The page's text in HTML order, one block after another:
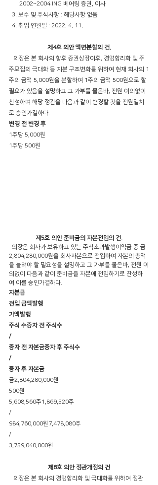
       2002~2004 ING 베어링 증권, 이사
  3. 보수 및 주식사항 : 해당사항 없음
  4. 취임 연월일 : 2022. 4. 11.
제4호 의안 액면분할의 건.
주모집의 극대화 등 지분 구조변화를 위하여 현재 회사의 1
주의 금액 5,000원을 분할하여 1주의 금액 500원으로 할
필요가 있음을 설명하고 그 가부를 물은바, 전원 이의없이
찬성하여 해당 정관을 다음과 같이 변경할 것을 전원일치
로 승인가결하다.
변경 전 변경 후
1주당 5,000원
1주당 500원
제5호 의안 준비금의 자본전입의 건.
2,804,280,000원을 회사자본으로 전입하여 자본의 총액
을 늘려야 할 필요성을 설명하고 그 가부를 물은바, 전원 이
의없이 다음과 같이 준비금을 자본에 전입하기로 찬성하
여 이를 승인가결하다.
자본금
전입 금액발행
가액발행
주식 수증자 전 주식수
/
증자 전 자본금증자 후 주식수
/
증자 후 자본금
금2,804,280,000원
500원
5,608,560주1,869,520주
/
984,760,000원7,478,080주
/
3,759,040,000원
제6호 의안 정관개정의 건